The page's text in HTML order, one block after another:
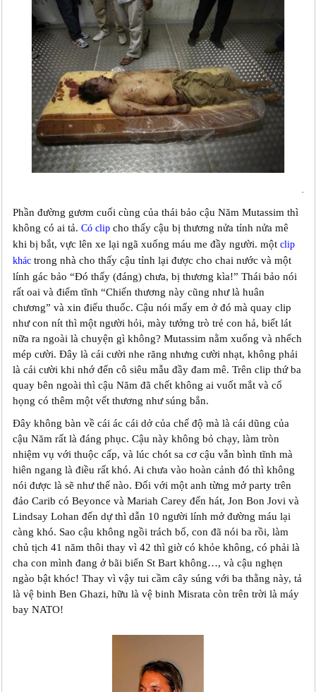
.
Phần đường gươm cuối cùng của thái bảo cậu Năm Mutassim thì
không có ai tả. Có clipcho thấy cậu bị thương nửa tỉnh nửa mê
khi bị bắt, vực lên xe lại ngã xuống máu me đầy người. một clip
khác trong nhà cho thấy cậu tỉnh lại được cho chai nước và một
lính gác bảo “Đó thấy (đáng) chưa, bị thương kìa!” Thái bảo nói
rất oai và điểm tĩnh “Chiến thương này cũng như là huân
chương” và xin điếu thuốc. Cậu nói mấy em ở đó mà quay clip
như con nít thì một người hỏi, mày tưởng trò trẻ con hả, biết lát
nữa ra ngoài là chuyện gì không? Mutassim nằm xuống và nhếch
mép cười. Đây là cái cười nhe răng nhưng cười nhạt, không phải
là cái cười khi nhớ đến cô siêu mẫu đầy đam mê. Trên clip thứ ba
quay bên ngoài thì cậu Năm đã chết không ai vuốt mắt và cổ
họng có thêm một vết thương như súng bắn.
Đây không bàn về cái ác cái dở của chế độ mà là cái dũng của
cậu Năm rất là đáng phục. Cậu này không bỏ chạy, làm tròn
nhiệm vụ với thuộc cấp, và lúc chót sa cơ cậu vẫn bình tĩnh mà
hiên ngang là điều rất khó. Ai chưa vào hoàn cảnh đó thì không
nói được là sẽ như thế nào. Đối với một anh từng mở party trên
đảo Carib có Beyonce và Mariah Carey đến hát, Jon Bon Jovi và
Lindsay Lohan đến dự thì dẫn 10 người lính mở đường máu lại
càng khó. Sao cậu không ngồi trách bố, con đã nói ba rồi, làm
chủ tịch 41 năm thôi thay vì 42 thì giờ có khỏe không, có phải là
cha con mình đang ở bãi biển St Bart không…, và cậu nghẹn
ngào bật khóc! Thay vì vậy tui cầm cây súng với ba thằng này, tả
là vệ binh Ben Ghazi, hữu là vệ binh Misrata còn trên trời là máy
bay NATO!